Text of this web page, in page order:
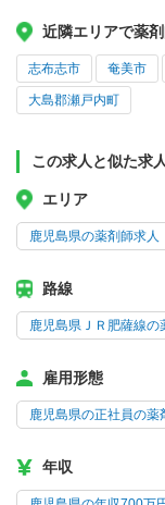
近隣エリアで薬
志布志市 奄美市
大島郡瀬戸内町
この求人と似た求
エリア
鹿児島県の薬剤師求人
路線
鹿児島県ＪＲ肥薩線の
雇用形態
鹿児島県の正社員の薬
年収